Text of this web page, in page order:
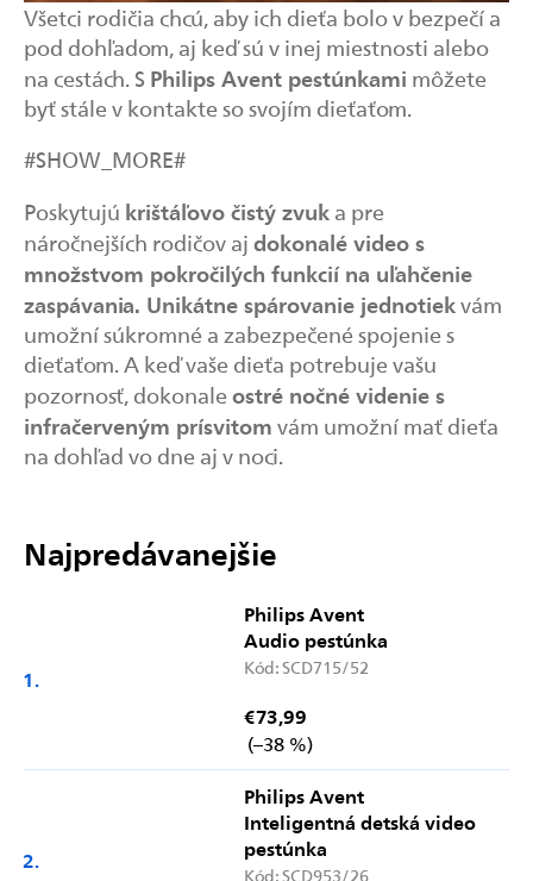
Všetci rodičia chcú, aby ich dieťa bolo v bezpečí a
pod dohľadom, aj keď sú v inej miestnosti alebo
na cestách. S Philips Avent pestúnkami môžete
byť stále v kontakte so svojím dieťaťom.
#SHOW_MORE#
Poskytujú krištáľovo čistý zvuk a pre
náročnejších rodičov aj dokonalé video s
množstvom pokročilých funkcií na uľahčenie
zaspávania. Unikátne spárovanie jednotiekvám
umožní súkromné a zabezpečené spojenie s
dieťaťom. A keď vaše dieťa potrebuje vašu
pozornosť, dokonale ostré nočné videnie s
infračerveným prísvitom vám umožní mať dieťa
na dohľad vo dne aj v noci.
Najpredávanejšie
Philips Avent
Audio pestúnka
Kód:SCD715/52
(–38 %)
€73,99
Philips Avent
Inteligentná detská video
pestúnka
Kód:SCD953/26